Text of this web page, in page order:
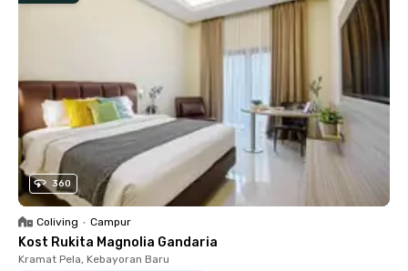
360
Coliving • Campur
Kost Rukita Magnolia Gandaria
Kramat Pela, Kebayoran Baru